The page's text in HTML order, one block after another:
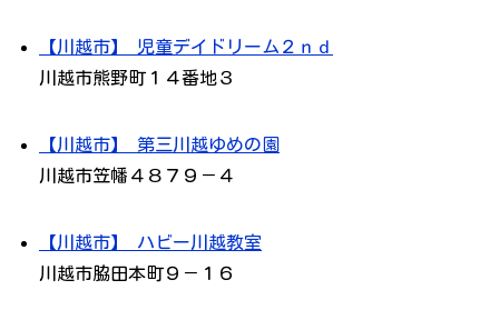
【川越市】 児童デイドリーム２ｎｄ
川越市熊野町１４番地３
【川越市】 第三川越ゆめの園
川越市笠幡４８７９－４
【川越市】 ハビー川越教室
川越市脇田本町９－１６